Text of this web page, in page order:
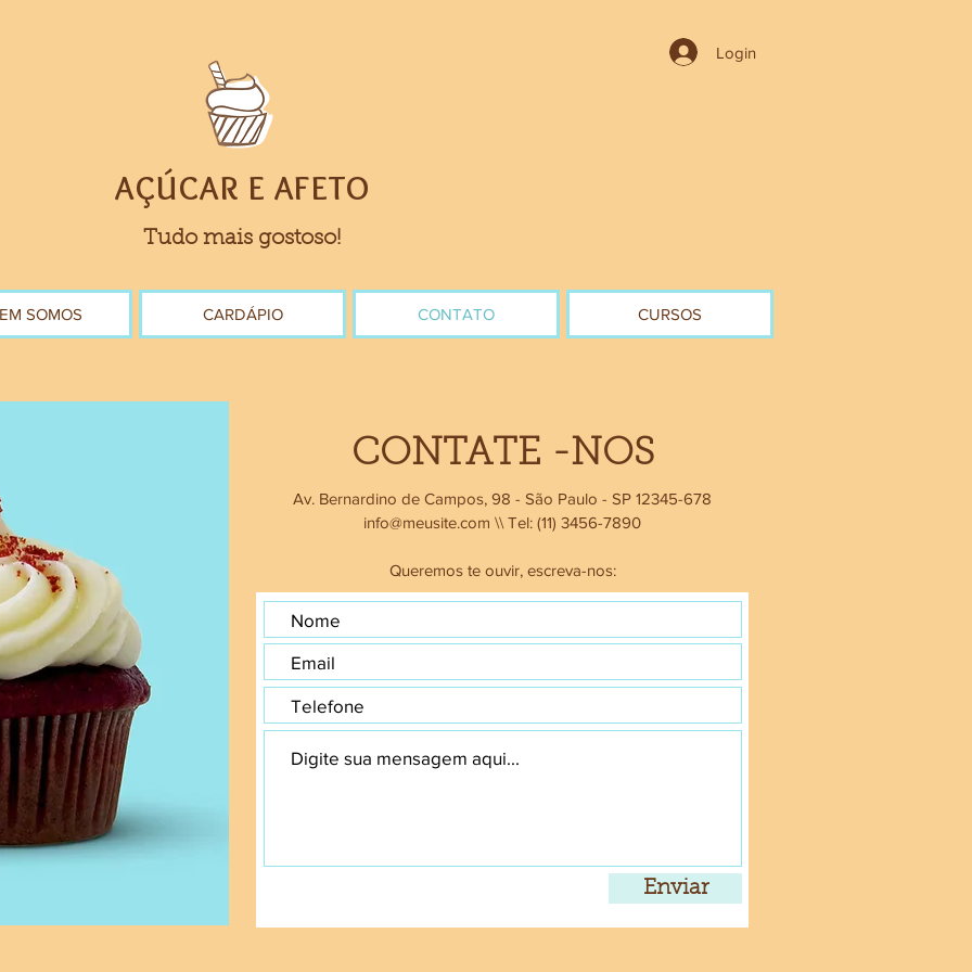
AÇÚCAR E AFETO
Tudo mais gostoso!
Login
SOMOS CARDÁPIO CONTATO CURSOS
CONTATE -NOS
Av. Bernardino de Campos, 98 - São Paulo - SP 12345-678
info@meusite.com \\ Tel: (11) 3456-7890
Queremos te ouvir, escreva-nos:
Enviar